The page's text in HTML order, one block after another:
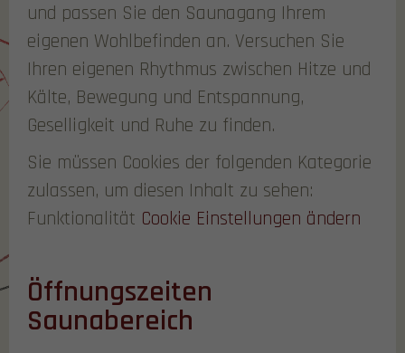
und passen Sie den Saunagang Ihrem
eigenen Wohlbefinden an. Versuchen Sie
Ihren eigenen Rhythmus zwischen Hitze und
Kälte, Bewegung und Entspannung,
Geselligkeit und Ruhe zu finden.
Sie müssen Cookies der folgenden Kategorie
zulassen, um diesen Inhalt zu sehen:
Funktionalität Cookie Einstellungen ändern
Öffnungszeiten
Saunabereich